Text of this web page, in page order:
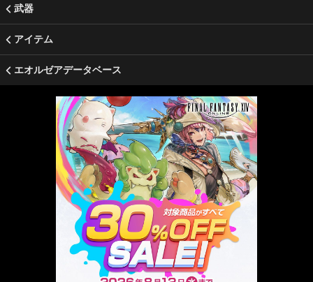
武器
アイテム
エオルゼアデータベース